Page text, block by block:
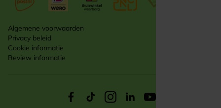
Algemene voorwaarden
Privacy beleid
Cookie informatie
Review informatie